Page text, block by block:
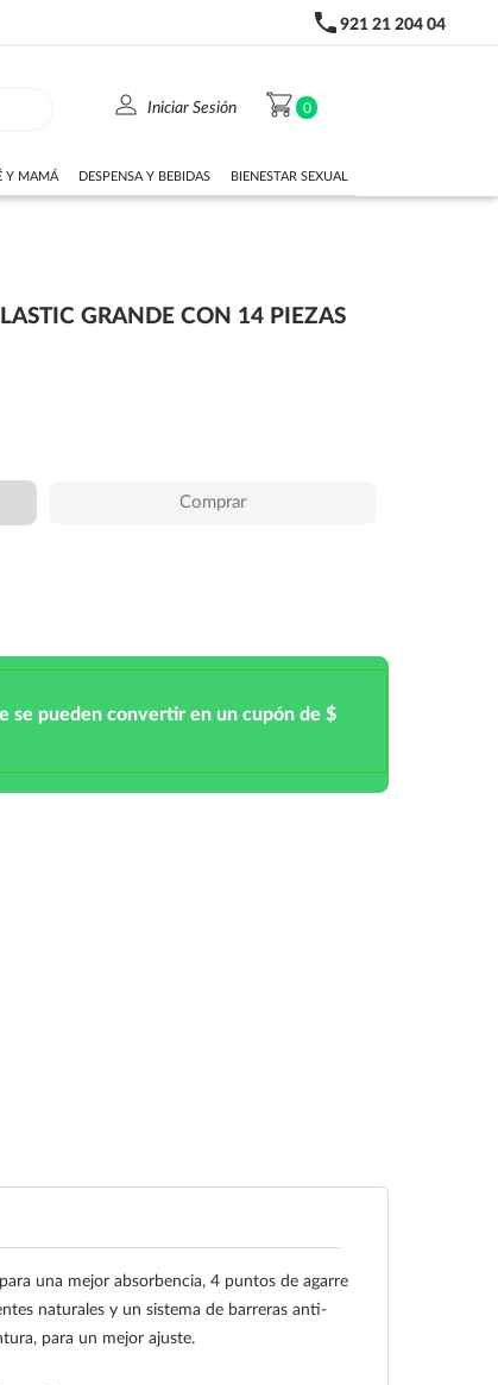
phone 921 21 204 04
person Iniciar Sesión shopping_cart 0
Y MAMÁ DESPENSA Y BEBIDAS BIENESTAR SEXUAL
GRANDE CON 14 PIEZAS
Comprar
se pueden convertir en un cupón de $
una mejor absorbencia, 4 puntos de agarre
naturales y un sistema de barreras anti-
para un mejor ajuste.